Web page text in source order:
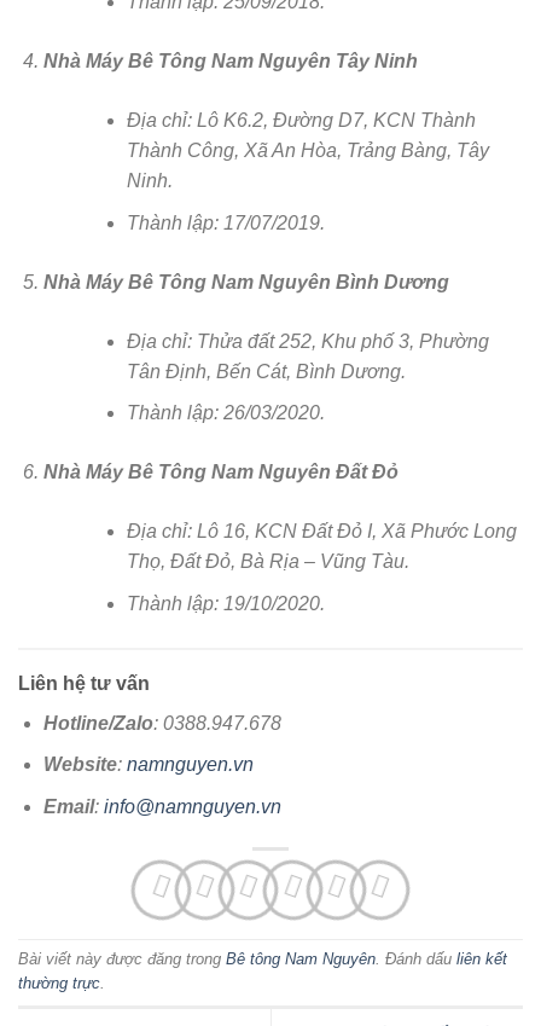
Nhà Máy Bê Tông Nam Nguyên Tây Ninh
Địa chỉ: Lô K6.2, Đường D7, KCN Thành
Thành Công, Xã An Hòa, Trảng Bàng, Tây
Ninh.
Thành lập: 17/07/2019.
Nhà Máy Bê Tông Nam Nguyên Bình Dương
Địa chỉ: Thửa đất 252, Khu phố 3, Phường
Tân Định, Bến Cát, Bình Dương.
Thành lập: 26/03/2020.
Nhà Máy Bê Tông Nam Nguyên Đất Đỏ
Địa chỉ: Lô 16, KCN Đất Đỏ I, Xã Phước Long
Thọ, Đất Đỏ, Bà Rịa – Vũng Tàu.
Thành lập: 19/10/2020.
Liên hệ tư vấn
Hotline/Zalo: 0388.947.678
Website: namnguyen.vn
Email: info@namnguyen.vn
Bài viết này được đăng trong Bê tông Nam Nguyên. Đánh dấu liên kết
thường trực.